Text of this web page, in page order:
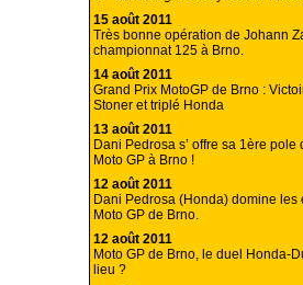
15 août 2011
Très bonne opération de Johann
championnat 125 à Brno.
14 août 2011
Grand Prix MotoGP de Brno :
Stoner et triplé Honda
13 août 2011
Dani Pedrosa s’ offre sa 1ère pole
Moto GP à Brno !
12 août 2011
Dani Pedrosa (Honda) domine les
Moto GP de Brno.
12 août 2011
Moto GP de Brno, le duel Honda-
lieu ?